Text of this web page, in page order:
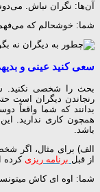
آن‌ها: نگران نباش.
شما: خوشحالم که
سعی کنید عینی و
بحث را شخصی نکنید.
رنجاندن دیگران است
بدانند که شما واقعاً
همچون کاری ندارید.
باشد.
الف) برای مثال، اگر
از قبل برنامه ریزی کرده
شما: اوه ای کاش